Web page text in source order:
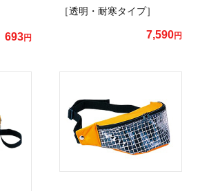
693円
［透明・耐寒タイプ］
7,590円